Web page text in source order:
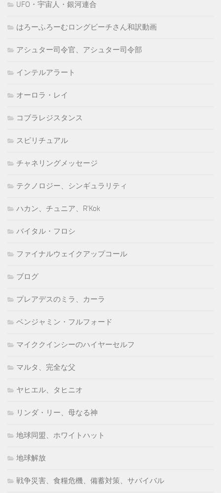
UFO・宇宙人・銀河連合
はろーふろーむロングビーチさん和訳動画
アシュター司令官、アシュター司令部
インテルアラート
オーロラ・レイ
コブラレジスタンス
スピリチュアル
チャネリングメッセージ
テクノロジー、シンギュラリティ
ハカン、チュニア、R'Kok
バイタル・フロシ
ファイナルウェイクアップコール
ブログ
プレアデスのミラ、カーラ
ベンジャミン・フルフォード
マイククインシーのハイヤーセルフ
マルタ、完全な父
ヤヒエル、タヒニオ
リンダ・リー、母なる神
地球同盟、ホワイトハット
地球解放
戦争災害、食糧危機、備蓄対策、サバイバル